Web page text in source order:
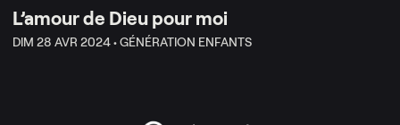
L’amour de Dieu pour moi
DIM 28 AVR 2024 •GÉNÉRATION ENFANTS